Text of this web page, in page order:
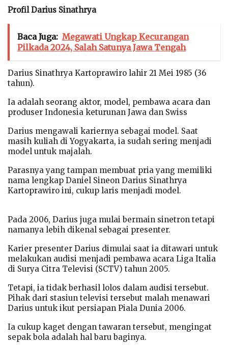
Profil Darius Sinathrya
Baca Juga: Megawati Ungkap Kecurangan
Pilkada 2024, Salah Satunya Jawa Tengah
Darius Sinathrya Kartoprawiro lahir 21 Mei 1985 (36
tahun).
Ia adalah seorang aktor, model, pembawa acara dan
produser Indonesia keturunan Jawa dan Swiss
Darius mengawali kariernya sebagai model. Saat
masih kuliah di Yogyakarta, ia sudah sering menjadi
model untuk majalah.
Parasnya yang tampan membuat pria yang memiliki
nama lengkap Daniel Sineon Darius Sinathrya
Kartoprawiro ini, cukup laris menjadi model.
Pada 2006, Darius juga mulai bermain sinetron tetapi
namanya lebih dikenal sebagai presenter.
Karier presenter Darius dimulai saat ia ditawari untuk
melakukan audisi menjadi pembawa acara Liga Italia
di Surya Citra Televisi (SCTV) tahun 2005.
Tetapi, ia tidak berhasil lolos dalam audisi tersebut.
Pihak dari stasiun televisi tersebut malah menawari
Darius untuk ikut persiapan Piala Dunia 2006.
Ia cukup kaget dengan tawaran tersebut, mengingat
sepak bola adalah hal baru baginya.